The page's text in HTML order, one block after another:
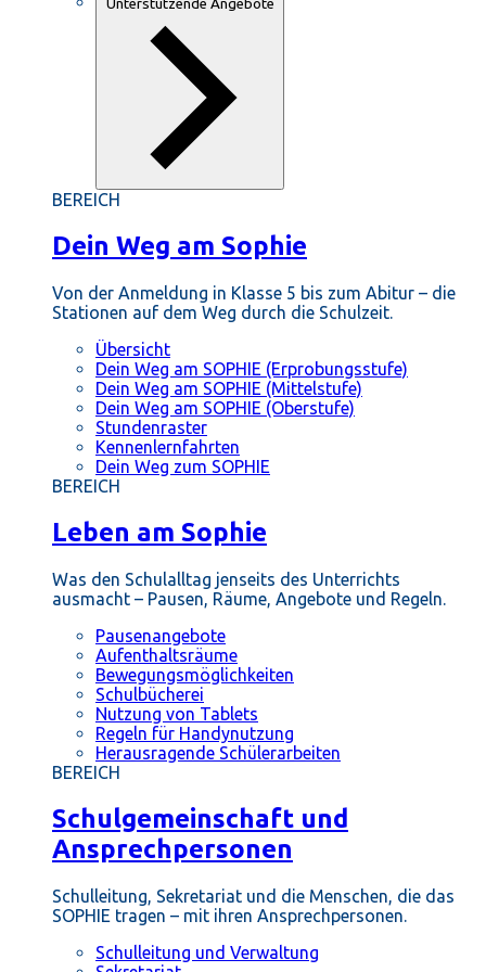
Unterstützende Angebote
BEREICH
Dein Weg am Sophie
Von der Anmeldung in Klasse 5 bis zum Abitur – die
Stationen auf dem Weg durch die Schulzeit.
Übersicht
Dein Weg am SOPHIE (Erprobungsstufe)
Dein Weg am SOPHIE (Mittelstufe)
Dein Weg am SOPHIE (Oberstufe)
Stundenraster
Kennenlernfahrten
Dein Weg zum SOPHIE
BEREICH
Leben am Sophie
Was den Schulalltag jenseits des Unterrichts
ausmacht – Pausen, Räume, Angebote und Regeln.
Pausenangebote
Aufenthaltsräume
Bewegungsmöglichkeiten
Schulbücherei
Nutzung von Tablets
Regeln für Handynutzung
Herausragende Schülerarbeiten
BEREICH
Schulgemeinschaft und
Ansprechpersonen
Schulleitung, Sekretariat und die Menschen, die das
SOPHIE tragen – mit ihren Ansprechpersonen.
Schulleitung und Verwaltung